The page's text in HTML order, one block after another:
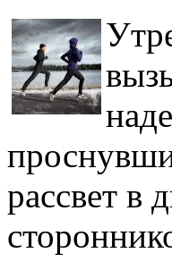
рассвет в